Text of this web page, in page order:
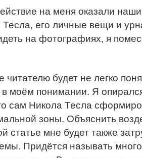
на меня оказали
его личные вещи и
на фотографиях, я
читателю будет не легко
в моём понимании. Я
сам Никола Тесла
зоны. Объяснить
статье мне будет также
Придётся называть